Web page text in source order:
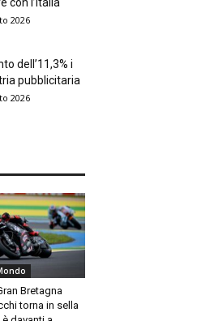
con l’Italia
2026
dell’11,3% i
pubblicitaria
2026
Bretagna
torna in sella